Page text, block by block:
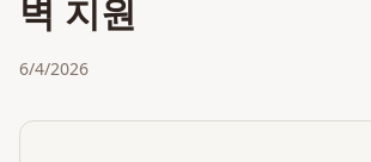
벽 지원
6/4/2026